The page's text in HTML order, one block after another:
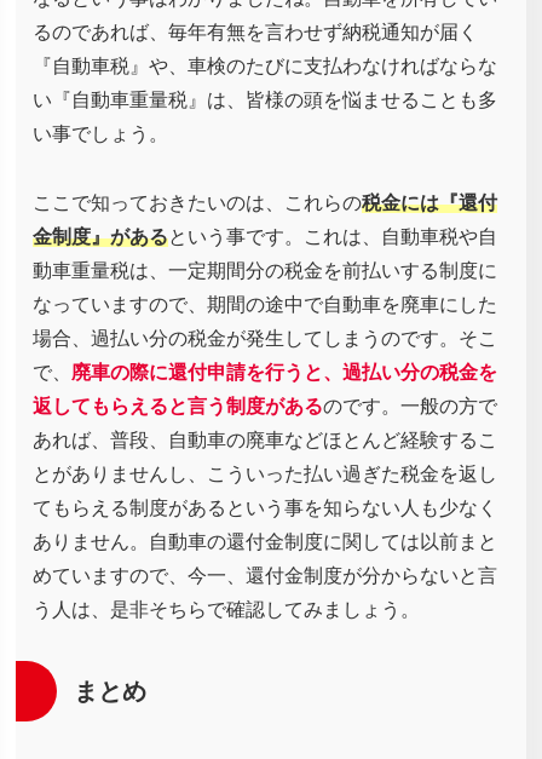
るのであれば、毎年有無を言わせず納税通知が届く
『自動車税』や、車検のたびに支払わなければならな
い『自動車重量税』は、皆様の頭を悩ませることも多
い事でしょう。
ここで知っておきたいのは、これらの税金には『還付
金制度』があるという事です。これは、自動車税や自
動車重量税は、一定期間分の税金を前払いする制度に
なっていますので、期間の途中で自動車を廃車にした
場合、過払い分の税金が発生してしまうのです。そこ
で、 廃車の際に還付申請を行うと、過払い分の税金を
返してもらえると言う制度があるのです。一般の方で
あれば、普段、自動車の廃車などほとんど経験するこ
とがありませんし、こういった払い過ぎた税金を返し
てもらえる制度があるという事を知らない人も少なく
ありません。自動車の還付金制度に関しては以前まと
めていますので、今一、還付金制度が分からないと言
う人は、是非そちらで確認してみましょう。
まとめ